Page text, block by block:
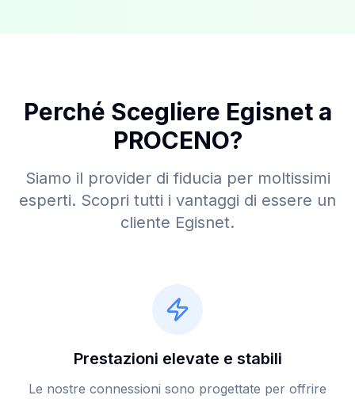
Perché Scegliere Egisnet a
PROCENO?
Siamo il provider di fiducia per moltissimi
esperti. Scopri tutti i vantaggi di essere un
cliente Egisnet.
Prestazioni elevate e stabili
Le nostre connessioni sono progettate per offrire